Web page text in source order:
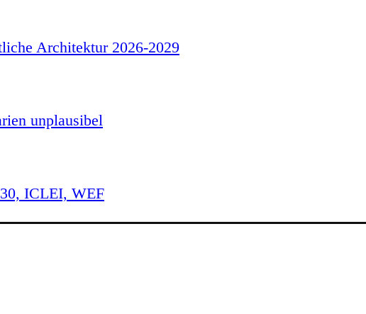
Architektur 2026-2029
unplausibel
ICLEI, WEF